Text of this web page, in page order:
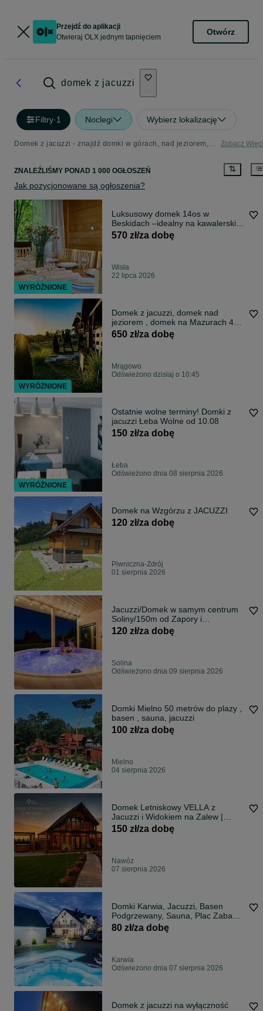
Przejdź do aplikacji
Otwieraj OLX jednym tapnięciem
Otwórz
domek z jacuzzi
Filtry·1 Noclegi Wybierz lokalizację
Domek z jacuzzi - znajdź domki w górach, nad jeziorem, nad morzem Zobacz
ZNALEŹLIŚMY PONAD 1 000 OGŁOSZEŃ
Jak pozycjonowane są ogłoszenia?
Luksusowy domek 14os w
Beskidach –idealny na kawalerskie
100-160zł/os Domki premium na
kawalerski nad jeziorem, jacuzzi,
570 zł/za dobę
Wisła
22 lipca 2026
Domek z jacuzzi, domek nad
jeziorem , domek na Mazurach 4-6
os., nocleg Mrągowo, sauna,
650 zł/za dobę
Mrągowo
Odświeżono dzisiaj o 10:45
Ostatnie wolne terminy! Domki z
jacuzzi Łeba Wolne od 10.08
150 zł/za dobę
Łeba
Odświeżono dnia 08 sierpnia 2026
Domek na Wzgórzu z JACUZZI
120 zł/za dobę
Piwniczna-Zdrój
01 sierpnia 2026
Jacuzzi/Domek w samym centrum
Soliny/150m od Zapory i
PKL/Kominek/Wiejski
120 zł/za dobę
Solina
Odświeżono dnia 09 sierpnia 2026
Domki Mielno 50 metrów do plazy ,
basen , sauna, jacuzzi
100 zł/za dobę
Mielno
04 sierpnia 2026
Domek Letniskowy VELLA z
Jacuzzi i Widokiem na Zalew |
Roztocze | Cisza, Relaks, Wieczory
150 zł/za dobę
Nawóz
07 sierpnia 2026
Domki Karwia, Jacuzzi, Basen
Podgrzewany, Sauna, Plac Zabaw
z Dmuchańcami, Parking Grill -
Cichy Domek i Apartamenty
80 zł/za dobę
Karwia
Odświeżono dnia 07 sierpnia 2026
Domek z jacuzzi na wyłączność
WYRÓŻNIONE
WYRÓŻNIONE
WYRÓŻNIONE